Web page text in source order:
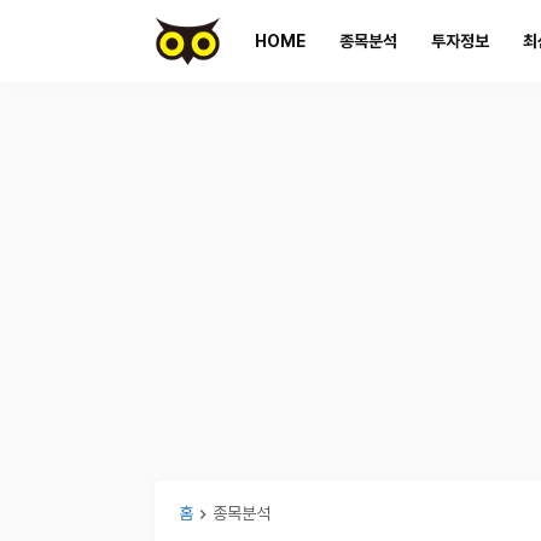
HOME 종목분석 투자정보 최
홈 종목분석